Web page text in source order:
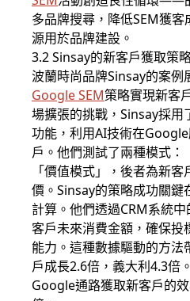
多品牌搜尋，降低SEM獲
源用於品牌建設。
3.2 Sinsay的新客戶獲取策
波蘭時尚品牌Sinsay的案例
Google SEM策略實現新客
場擴張的挑戰，Sinsay採用
功能，利用AI技術在
戶。他們測試了兩種模式：
「價值模式」，後者為新
價。Sinsay的策略成功關鍵
計算。他們透過CRM系統
客戶未來消費金額，確保投
能力。這種數據驅動的方
戶成長2.6倍，義大利4.3倍
Google通路獲取新客戶的